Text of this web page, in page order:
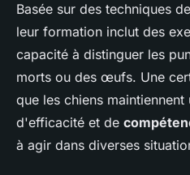
Basée sur des techniques
leur formation inclut des
capacité à distinguer les
morts ou des œufs. Une
que les chiens maintiennent
d'efficacité et de
à agir dans diverses